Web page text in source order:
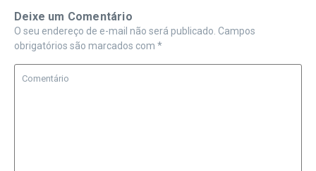
Deixe um Comentário
O seu endereço de e-mail não será publicado. Campos
obrigatórios são marcados com *